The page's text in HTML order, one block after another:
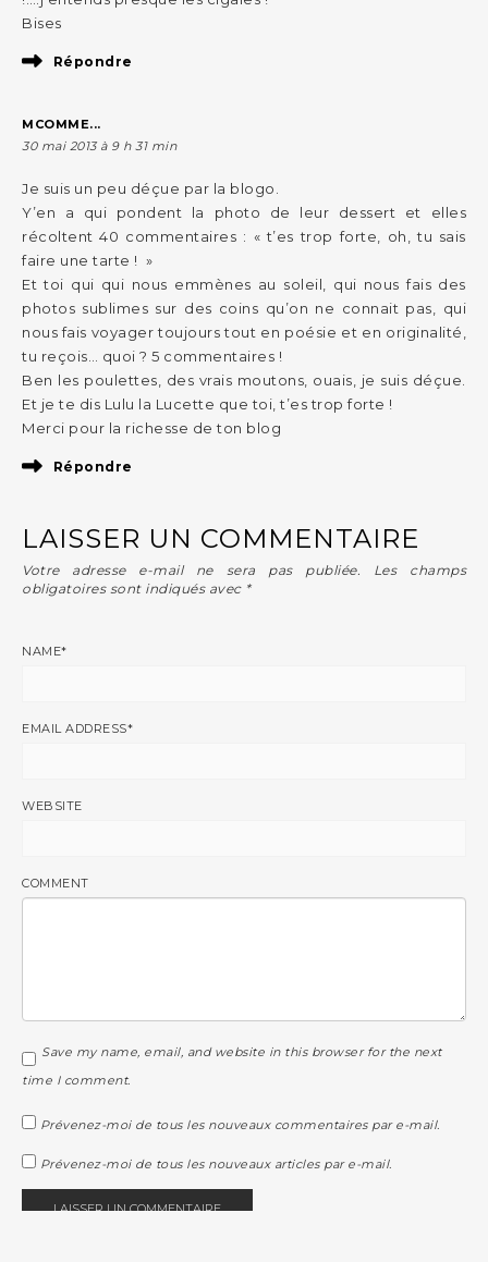
Bises
Répondre
MCOMME...
30 mai 2013 à 9 h 31 min
Je suis un peu déçue par la blogo.
Y’en a qui pondent la photo de leur dessert et elles
récoltent 40 commentaires : « t’es trop forte, oh, tu sais
faire une tarte ! »
Et toi qui qui nous emmènes au soleil, qui nous fais des
photos sublimes sur des coins qu’on ne connait pas, qui
nous fais voyager toujours tout en poésie et en originalité,
tu reçois… quoi ? 5 commentaires !
Ben les poulettes, des vrais moutons, ouais, je suis déçue.
Et je te dis Lulu la Lucette que toi, t’es trop forte !
Merci pour la richesse de ton blog
Répondre
LAISSER UN COMMENTAIRE
Votre adresse e-mail ne sera pas publiée.
Les champs
obligatoires sont indiqués avec *
NAME*
EMAIL ADDRESS*
WEBSITE
COMMENT
Save my name, email, and website in this browser for the next
time I comment.
Prévenez-moi de tous les nouveaux commentaires par e-mail.
Prévenez-moi de tous les nouveaux articles par e-mail.